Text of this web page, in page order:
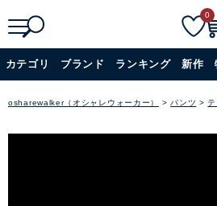
詳細検
0
カテゴリ ブランド ランキング 新作
osharewalker（オシャレウォーカー） パンツ